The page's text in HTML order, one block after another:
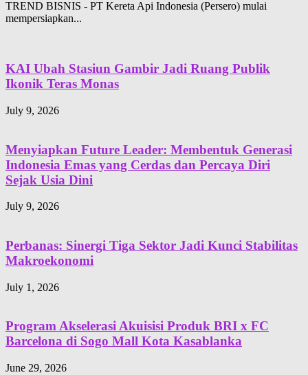
TREND BISNIS - PT Kereta Api Indonesia (Persero) mulai
mempersiapkan...
KAI Ubah Stasiun Gambir Jadi Ruang Publik
Ikonik Teras Monas
July 9, 2026
Menyiapkan Future Leader: Membentuk Generasi
Indonesia Emas yang Cerdas dan Percaya Diri
Sejak Usia Dini
July 9, 2026
Perbanas: Sinergi Tiga Sektor Jadi Kunci Stabilitas
Makroekonomi
July 1, 2026
Program Akselerasi Akuisisi Produk BRI x FC
Barcelona di Sogo Mall Kota Kasablanka
June 29, 2026